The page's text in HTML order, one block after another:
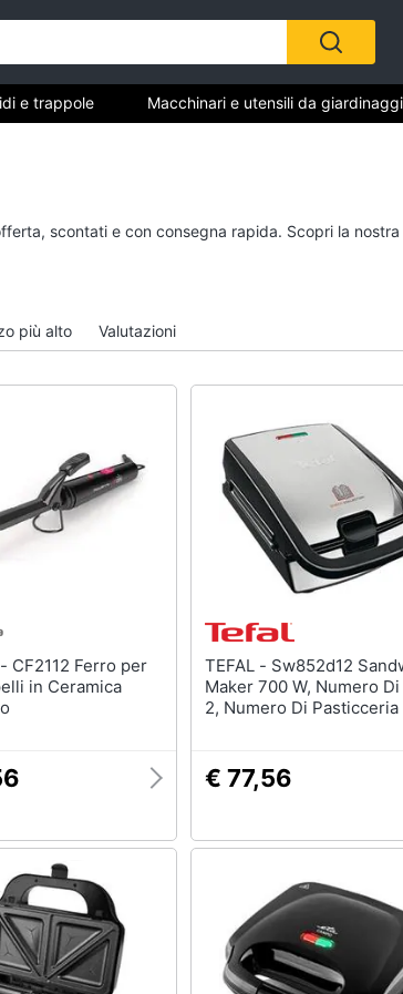
giardinaggio
Tosaerba
Coltivazione e Semina
e trappole Macchinari e utensili da
scontati e con consegna rapida. Scopri la
più alto Valutazioni
in Ceramica
TEFAL - Sw852d12 Sandwich
Maker 700 W, Numero
2, Numero Di Pasticceria
€ 77,56